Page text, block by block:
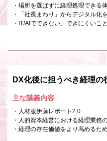
場所を選ばずに経理処理できる
「社長まわり」からデジタル化
IT/AIでできない、できにくいこと
DX化後に担うべき経理の
主な講義内容
人材版伊藤レポート2.0
人的資本経営における経理業務
経理の存在価値をより高めるた